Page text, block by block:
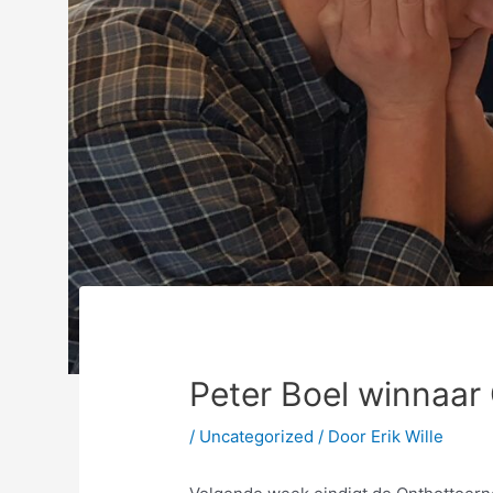
Peter Boel
/ Uncategorized / Door Erik Wille